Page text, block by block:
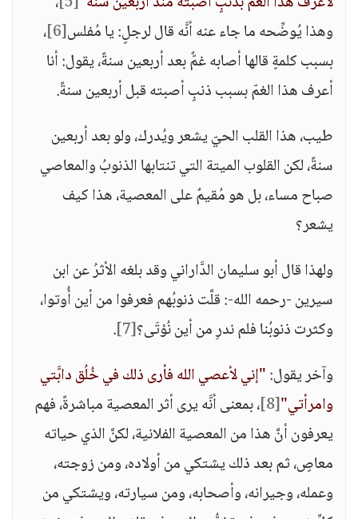
وهذا يُوضِّحه ما جاء عنه أنَّه قال لرجلٍ: يا مُفلس[6] ،
بسبب كلمةٍ قالها أصابه غمٌّ بعد أربعين سنةً، يقول: أنا
أعرف هذا الغمّ بسبب ذنبٍ أصبته قبل أربعين سنةً.
طيب، هذا القلب الحيّ يشعر ويُدرك، ولو بعد أربعين
سنةً، لكن القلوب الميتة التي تنتابها الذنوبُ والمعاصي
صباح مساء، بل هو مُقيمٌ على المعصية، هذا كيف
يشعر؟
ولهذا قال أبو سليمان الدَّاراني وقد بلغه الأثرُ عن ابن
سيرين -رحمه الله-: قلَّت ذنوبُهم فعرفوا من أين أُوتوا،
وكثرت ذنوبُنا فلم ندرِ من أين نُؤتَى؟[7]
.
وآخر يقول:"إني لأعصي الله فأرى ذلك في خُلُق دابَّتي
وامرأتي"[8] ، بمعنى أنَّه يرى أثر المعصية مباشرةً، فهم
يعرفون أنَّ هذا من المعصية الفلانية، لكنَّ الذي حياته
معاصٍ، ثم بعد ذلك يشتكي من أولاده، ومن زوجته،
وعمله، وجيرانه، وأصحابه، ومن سيارته، ويشتكي من